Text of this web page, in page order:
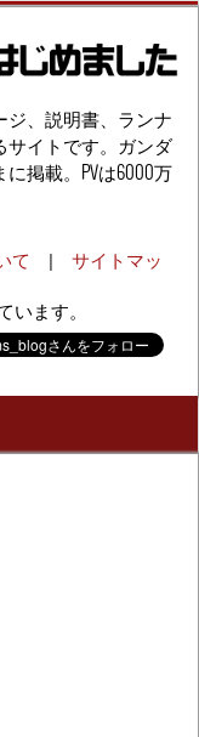
ジ、説明書、ランナ
サイトです。ガンダ
掲載。PVは6000万
て | サイトマッ
ます。